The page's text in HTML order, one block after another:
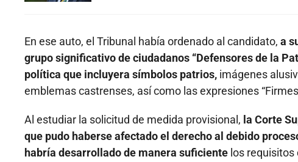
En ese auto, el Tribunal había ordenado al candidato, a
grupo significativo de ciudadanos “Defensores de la
política que incluyera símbolos patrios, imágenes
emblemas castrenses, así como las expresiones
Al estudiar la solicitud de medida provisional, la Corte
que pudo haberse afectado el derecho al debido
habría desarrollado de manera suficiente los